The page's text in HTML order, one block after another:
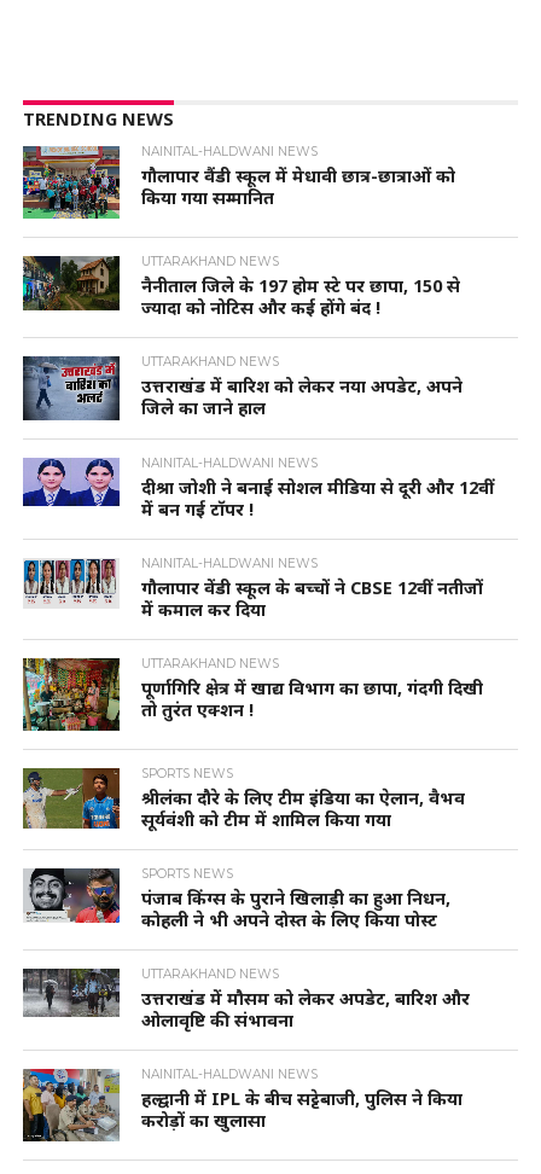
TRENDING NEWS
NAINITAL-HALDWANI NEWS
गौलापार वैंडी स्कूल में मेधावी छात्र-छात्राओं को
किया गया सम्मानित
UTTARAKHAND NEWS
नैनीताल जिले के 197 होम स्टे पर छापा, 150 से
ज्यादा को नोटिस और कई होंगे बंद !
UTTARAKHAND NEWS
उत्तराखंड में बारिश को लेकर नया अपडेट, अपने
जिले का जाने हाल
NAINITAL-HALDWANI NEWS
दीश्रा जोशी ने बनाई सोशल मीडिया से दूरी और 12वीं
में बन गई टॉपर !
NAINITAL-HALDWANI NEWS
गौलापार वेंडी स्कूल के बच्चों ने CBSE 12वीं नतीजों
में कमाल कर दिया
UTTARAKHAND NEWS
पूर्णागिरि क्षेत्र में खाद्य विभाग का छापा, गंदगी दिखी
तो तुरंत एक्शन !
SPORTS NEWS
श्रीलंका दौरे के लिए टीम इंडिया का ऐलान, वैभव
सूर्यवंशी को टीम में शामिल किया गया
SPORTS NEWS
पंजाब किंग्स के पुराने खिलाड़ी का हुआ निधन,
कोहली ने भी अपने दोस्त के लिए किया पोस्ट
UTTARAKHAND NEWS
उत्तराखंड में मौसम को लेकर अपडेट, बारिश और
ओलावृष्टि की संभावना
NAINITAL-HALDWANI NEWS
हल्द्वानी में IPL के बीच सट्टेबाजी, पुलिस ने किया
करोड़ों का खुलासा